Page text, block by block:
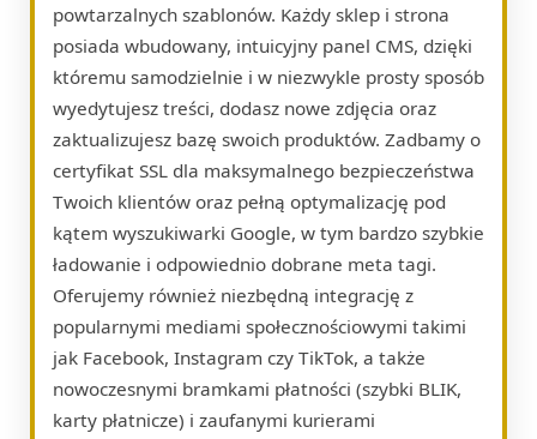
powtarzalnych szablonów. Każdy sklep i strona
posiada wbudowany, intuicyjny panel CMS, dzięki
któremu samodzielnie i w niezwykle prosty sposób
wyedytujesz treści, dodasz nowe zdjęcia oraz
zaktualizujesz bazę swoich produktów. Zadbamy o
certyfikat SSL dla maksymalnego bezpieczeństwa
Twoich klientów oraz pełną optymalizację pod
kątem wyszukiwarki Google, w tym bardzo szybkie
ładowanie i odpowiednio dobrane meta tagi.
Oferujemy również niezbędną integrację z
popularnymi mediami społecznościowymi takimi
jak Facebook, Instagram czy TikTok, a także
nowoczesnymi bramkami płatności (szybki BLIK,
karty płatnicze) i zaufanymi kurierami